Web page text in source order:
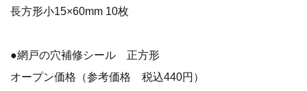
長方形小15×60mm 10枚
●網戸の穴補修シール 正方形
オープン価格（参考価格 税込440円）